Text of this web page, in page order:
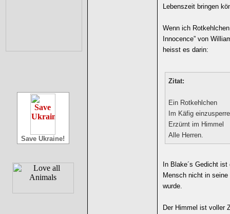
Save Ukraine!
Lebenszeit bringen
Wenn ich
Innocence” von
heisst es darin:
Zitat:
Ein Rotkehlchen
Im Käfig
Erzürnt im Himmel
Alle Herren.
In Blake´s Gedicht
Mensch nicht in
wurde.
Der Himmel ist voller